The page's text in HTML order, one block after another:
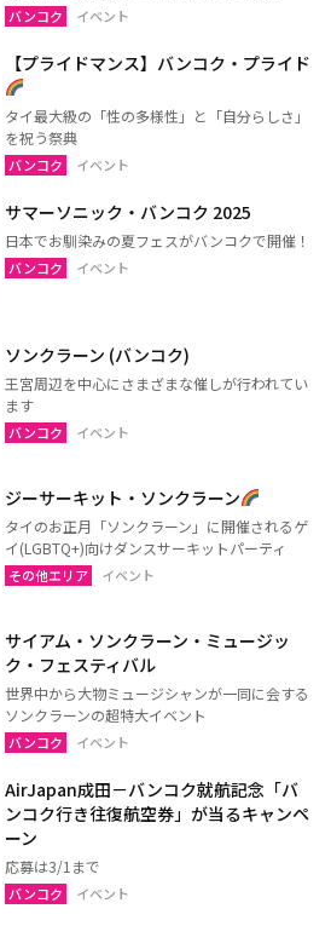
バンコク イベント
【プライドマンス】バンコク・プライド
タイ最大級の「性の多様性」と「自分らしさ」
を祝う祭典
バンコク イベント
サマーソニック・バンコク 2025
日本でお馴染みの夏フェスがバンコクで開催！
バンコク イベント
ソンクラーン (バンコク)
王宮周辺を中心にさまざまな催しが行われてい
ます
バンコク イベント
ジーサーキット・ソンクラーン
タイのお正月「ソンクラーン」に開催されるゲ
イ(LGBTQ+)向けダンスサーキットパーティ
その他エリア イベント
サイアム・ソンクラーン・ミュージッ
ク・フェスティバル
世界中から大物ミュージシャンが一同に会する
ソンクラーンの超特大イベント
バンコク イベント
AirJapan成田－バンコク就航記念「バ
ンコク行き往復航空券」が当るキャンペ
ーン
応募は3/1まで
バンコク イベント